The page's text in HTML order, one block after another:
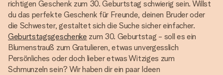
richtigen Geschenk zum 30. Geburtstag schwierig sein. Willst
du das perfekte Geschenk für Freunde, deinen Bruder oder
die Schwester, gestaltet sich die Suche sicher einfacher.
Geburtstagsgeschenke zum 30. Geburtstag - soll es ein
Blumenstrauß zum Gratulieren, etwas unvergesslich
Persönliches oder doch lieber etwas Witziges zum
Schmunzeln sein? Wir haben dir ein paar Ideen